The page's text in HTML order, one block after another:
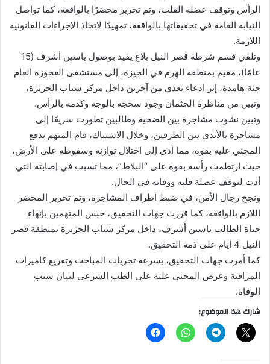
الرأس وتوقف عضلة القلب، وتم تحرير محضرًا بالواقعة، كما تواصل
النيابة العامة في تحقيقاتها بالواقعة، تمهيدًا لاتخاذ الإجراءات القانونية
اللازمة.
وتلقي قسم شرطة قصر النيل بلاغ يفيد بوصول ياسين أشرف (15
عامًا)، مقيم بمنطقة الهرم في الجيزة، إلى مستشفى العجوزة العام
جثة هامدة، إثر ادعاء تعدي من آخرين داخل مركز شباب الجزيرة،
وتبين من مناظرة الجثمان وجود سحجة بالوجه وكدمة بالرأس.
وتبين نشوب مشاجرة بين الضحية وطالبين تطورت سريعًا إلى
مشاجرة بالأيدي بين الطرفين، وخلال الاشتباك، قام المتهم بدفع
المجني عليه بقوة، مما أدى إلى اختلال توازنه وسقوطه على الأرض،
حيث ارتطمت رأسه بقوة على “البلاط”، مما تسبب في إصابته التي
أدت لتوقف عضلة قلبه ووفاته في الحال.
ونجح رجال الأمن، في ضبط أطراف المشاجرة، وتم تحرير المحضر
اللازم بالواقعة، كما قررت جهات التحقيق، حبس المتهمين بإنهاء
حياة الطالب ياسين أشرف، داخل مركز شباب الجزيرة بمنطقة قصر
النيل 4 أيام على ذمة التحقيق.
كما أمرت جهات التحقيق، بسرعة تحريات المباحث وتفريغ كاميرات
المراقبة وعرض المجني عليه على الطب الشرعي لبيان سبب
الوفاة.
شارك هذا الموضوع: